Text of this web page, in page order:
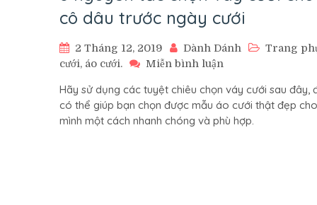
cô dâu trước ngày cưới
2 Tháng 12, 2019 Dành Dánh
Trang
cưới, áo cưới.
Miễn bình luận
nguyên
tắc
chọn
Hãy sử dụng các tuyệt chiêu chọn váy cưới sau đây,
có thể giúp bạn chọn được mẫu áo cưới thật đẹp cho
mình một cách nhanh chóng và phù hợp.